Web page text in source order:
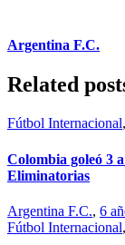
Argentina F.C.
Related
Fútbol Internacional,
Colombia goleó 3
Eliminatorias
Argentina F.C., 6
Fútbol Internacional,